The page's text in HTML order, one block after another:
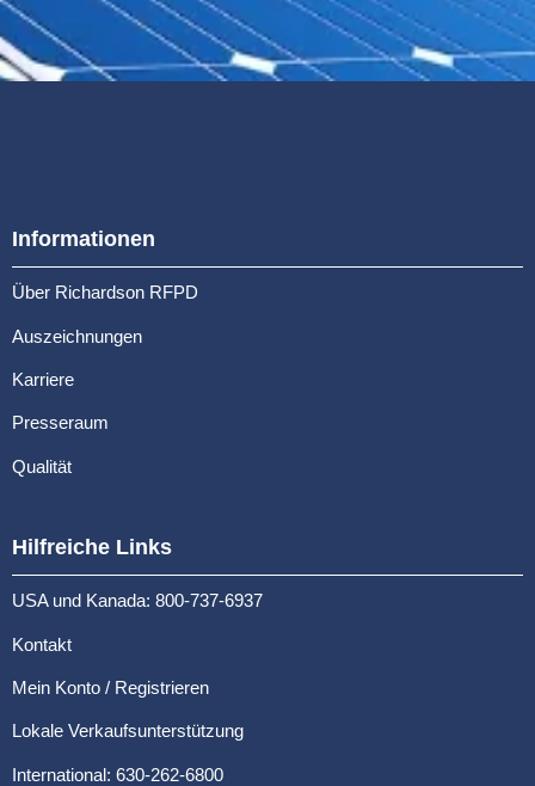
Informationen
Über Richardson RFPD
Auszeichnungen
Karriere
Presseraum
Qualität
Hilfreiche Links
USA und Kanada: 800-737-6937
Kontakt
Mein Konto / Registrieren
Lokale Verkaufsunterstützung
International: 630-262-6800